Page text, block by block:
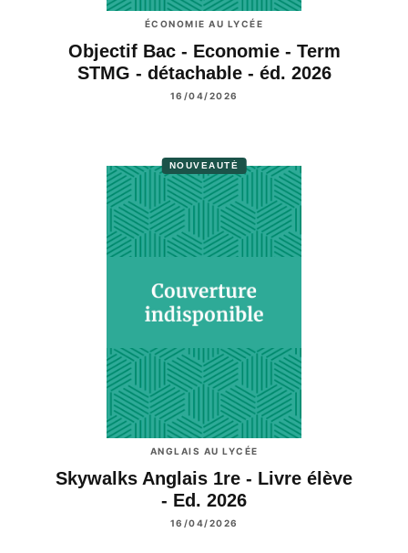
ÉCONOMIE AU LYCÉE
Objectif Bac - Economie - Term
STMG - détachable - éd. 2026
16/04/2026
NOUVEAUTÉ
ANGLAIS AU LYCÉE
Skywalks Anglais 1re - Livre élève
- Ed. 2026
16/04/2026